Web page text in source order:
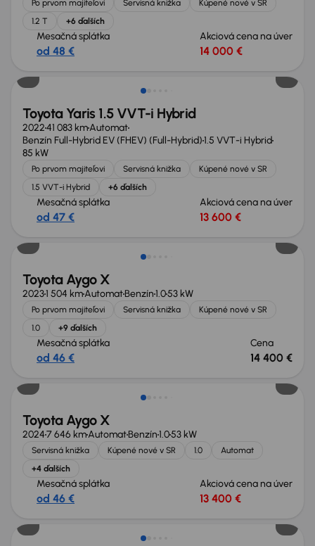
Po prvom majiteľovi Servisná knižka
Kúpené nové v SR
1.2 T
+6 ďalších
Mesačná splátka
od 48 €
Akciová cena na úver
14 000 €
Toyota Yaris 1.5 VVT-i Hybrid
202241 083 kmAutomat
Benzín Full-Hybrid EV (FHEV) (Full-Hybrid)1.5 VVT-i Hybrid
85 kW
Po prvom majiteľovi Servisná knižka
Kúpené nové v SR
1.5 VVT-i Hybrid
+6 ďalších
Mesačná splátka
od 47 €
Akciová cena na úver
13 600 €
Možnosť odpočtu DPH
Toyota Aygo X
20231 504 kmAutomatBenzín1.053 kW
Po prvom majiteľovi Servisná knižka
Kúpené nové v SR
1.0
+9 ďalších
Mesačná splátka
od 46 €
Cena
14 400 €
Toyota Aygo X
20247 646 kmAutomatBenzín1.053 kW
Servisná knižka Kúpené nové v SR 1.0
Automat
+4 ďalších
Mesačná splátka
od 46 €
Akciová cena na úver
13 400 €